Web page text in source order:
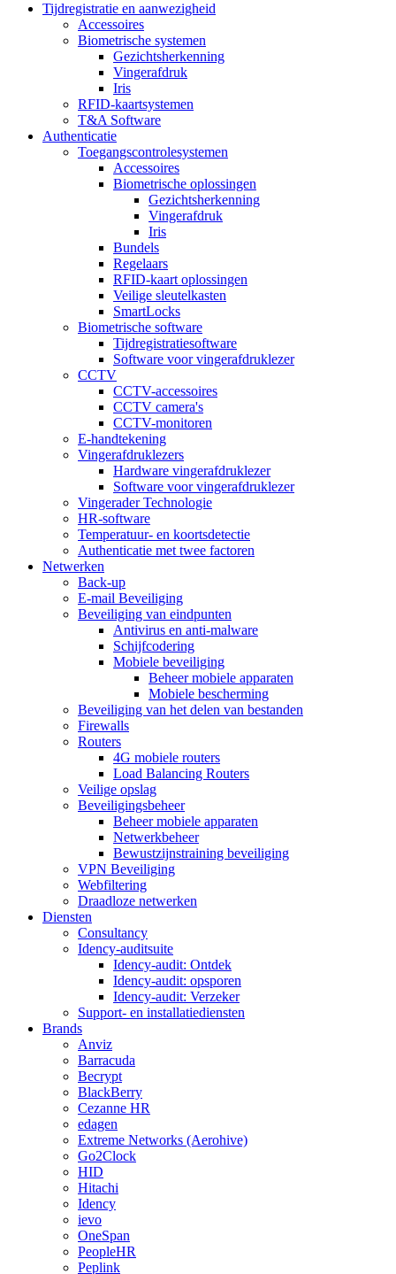
Tijdregistratie en aanwezigheid
Accessoires
Biometrische systemen
Gezichtsherkenning
Vingerafdruk
Iris
RFID-kaartsystemen
T&A Software
Authenticatie
Toegangscontrolesystemen
Accessoires
Biometrische oplossingen
Gezichtsherkenning
Vingerafdruk
Iris
Bundels
Regelaars
RFID-kaart oplossingen
Veilige sleutelkasten
SmartLocks
Biometrische software
Tijdregistratiesoftware
Software voor vingerafdruklezer
CCTV
CCTV-accessoires
CCTV camera's
CCTV-monitoren
E-handtekening
Vingerafdruklezers
Hardware vingerafdruklezer
Software voor vingerafdruklezer
Vingerader Technologie
HR-software
Temperatuur- en koortsdetectie
Authenticatie met twee factoren
Netwerken
Back-up
E-mail Beveiliging
Beveiliging van eindpunten
Antivirus en anti-malware
Schijfcodering
Mobiele beveiliging
Beheer mobiele apparaten
Mobiele bescherming
Beveiliging van het delen van bestanden
Firewalls
Routers
4G mobiele routers
Load Balancing Routers
Veilige opslag
Beveiligingsbeheer
Beheer mobiele apparaten
Netwerkbeheer
Bewustzijnstraining beveiliging
VPN Beveiliging
Webfiltering
Draadloze netwerken
Diensten
Consultancy
Idency-auditsuite
Idency-audit: Ontdek
Idency-audit: opsporen
Idency-audit: Verzeker
Support- en installatiediensten
Brands
Anviz
Barracuda
Becrypt
BlackBerry
Cezanne HR
edagen
Extreme Networks (Aerohive)
Go2Clock
HID
Hitachi
Idency
ievo
OneSpan
PeopleHR
Peplink